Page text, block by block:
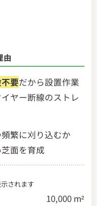
由
要だから設置作業
ヤー断線のストレ
繁に刈り込むか
面を育成
されます
10,000 m²